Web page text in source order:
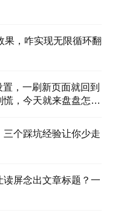
果，咋实现无限循环翻
，一刷新页面就回到
，今天就来盘盘怎么
个踩坑经验让你少走
屏念出文章标题？一